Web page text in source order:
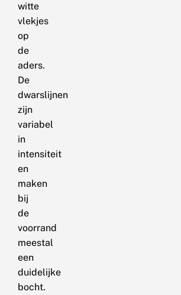
witte
vlekjes
op
de
aders.
De
dwarslijnen
zijn
variabel
in
intensiteit
en
maken
bij
de
voorrand
meestal
een
duidelijke
bocht.